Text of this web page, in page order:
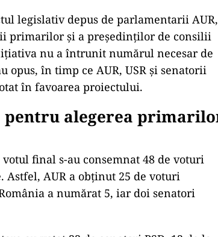
legislativ depus de parlamentarii AUR,
primarilor și a președinților de consilii
nu a întrunit numărul necesar de
opus, în timp ce AUR, USR și senatorii
în favoarea proiectului.